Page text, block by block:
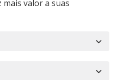
mais valor a suas